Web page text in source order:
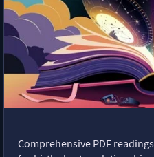
Comprehensive PDF